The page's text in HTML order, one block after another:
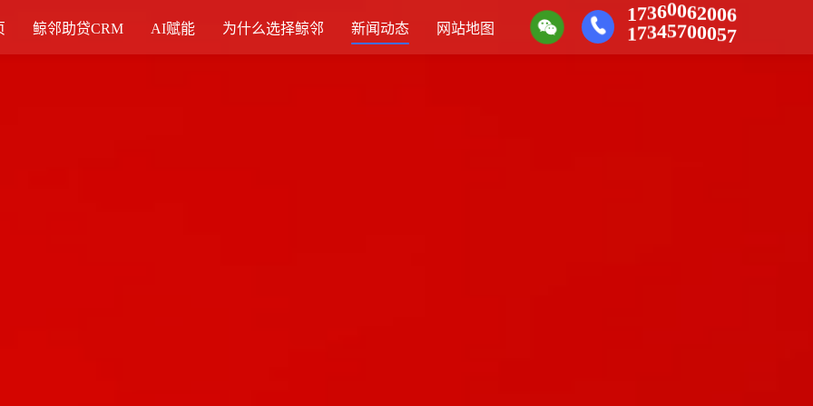
鲸邻助贷CRM AI赋能 为什么选择鲸邻 新闻动态 网站地图
17360062006
17345700057